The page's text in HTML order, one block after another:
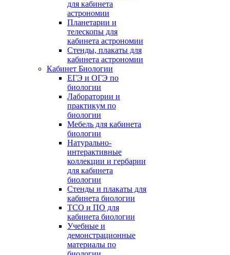
для кабинета
астрономии
Планетарии и
телескопы для
кабинета астрономии
Стенды, плакаты для
кабинета астрономии
Кабинет Биологии
ЕГЭ и ОГЭ по
биологии
Лаборатории и
практикум по
биологии
Мебель для кабинета
биологии
Натурально-
интерактивные
коллекции и гербарии
для кабинета
биологии
Стенды и плакаты для
кабинета биологии
ТСО и ПО для
кабинета биологии
Учебные и
демонстрационные
материалы по